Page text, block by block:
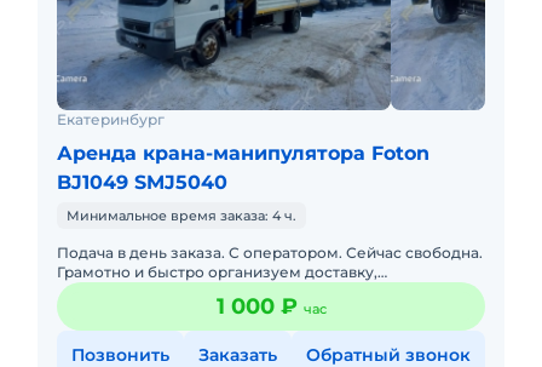
Екатеринбург
Аренда крана-манипулятора Foton
BJ1049 SMJ5040
Минимальное время заказа: 4 ч.
Подача в день заказа. С оператором. Сейчас свободна.
Грамотно и быстро организуем доставку,
транспортировку, погрузку, выгрузку любых
строительных материалов и
1 000 ₽ час
Позвонить Заказать Обратный звонок